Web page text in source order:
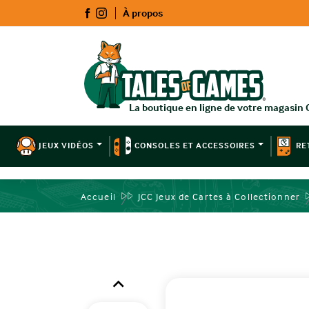
À propos
JEUX VIDÉOS CONSOLES ET ACCESSOIRES
Accueil JCC Jeux de Cartes à Collectionner
